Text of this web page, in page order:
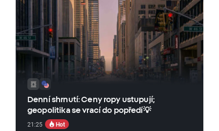
Denní shrnutí: Ceny ropy ustupují;
geopolitika se vrací do popředí💡
21:25 Hot